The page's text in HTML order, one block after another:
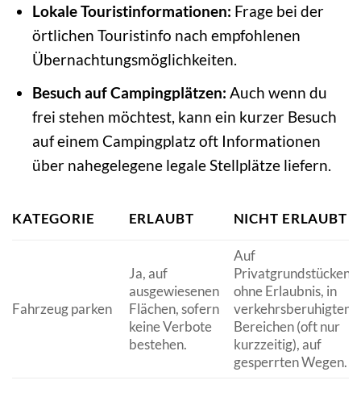
Lokale Touristinformationen: Frage bei der
örtlichen Touristinfo nach empfohlenen
Übernachtungsmöglichkeiten.
Besuch auf Campingplätzen: Auch wenn du
frei stehen möchtest, kann ein kurzer Besuch
auf einem Campingplatz oft Informationen
über nahegelegene legale Stellplätze liefern.
KATEGORIE ERLAUBT NICHT ERLAUBT
Fahrzeug parken
Ja, auf
ausgewiesenen
Flächen, sofern
keine Verbote
bestehen.
Auf
Privatgrundstücken
ohne Erlaubnis, in
verkehrsberuhigten
Bereichen (oft nur
kurzzeitig), auf
gesperrten Wegen.